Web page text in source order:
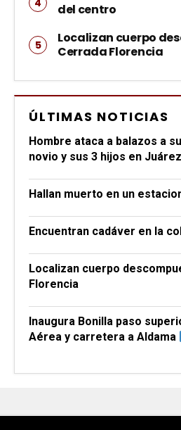
del centro
Localizan cuerpo
Cerrada Florencia
ÚLTIMAS NOTICIAS
Hombre ataca a balazos a
novio y sus 3 hijos en Juárez
Hallan muerto en un
Encuentran cadáver en la
Localizan cuerpo
Florencia
Inaugura Bonilla paso
Aérea y carretera a Aldama